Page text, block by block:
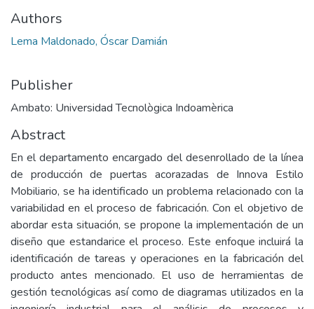
Authors
Lema Maldonado, Óscar Damián
Publisher
Ambato: Universidad Tecnològica Indoamèrica
Abstract
En el departamento encargado del desenrollado de la línea
de producción de puertas acorazadas de Innova Estilo
Mobiliario, se ha identificado un problema relacionado con la
variabilidad en el proceso de fabricación. Con el objetivo de
abordar esta situación, se propone la implementación de un
diseño que estandarice el proceso. Este enfoque incluirá la
identificación de tareas y operaciones en la fabricación del
producto antes mencionado. El uso de herramientas de
gestión tecnológicas así como de diagramas utilizados en la